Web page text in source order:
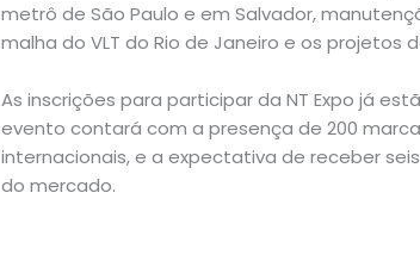
metrô de São Paulo e em Salvador,
malha do VLT do Rio de Janeiro e os projetos
As inscrições para participar da NT Expo já
evento contará com a presença de 200
internacionais, e a expectativa de receber
do mercado.